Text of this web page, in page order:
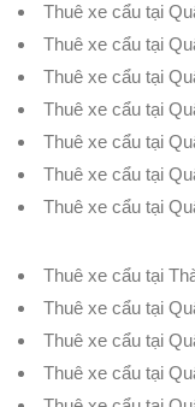
Thuê xe cẩu tại
Thuê xe cẩu tại
Thuê xe cẩu tại
Thuê xe cẩu tại
Thuê xe cẩu tại
Thuê xe cẩu tại
Thuê xe cẩu tại
Thuê xe cẩu tại
Thuê xe cẩu tại
Thuê xe cẩu tại
Thuê xe cẩu tại